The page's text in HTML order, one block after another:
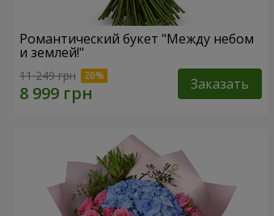
Романтический букет "Между небом
и землей!"
11 249 грн Заказать